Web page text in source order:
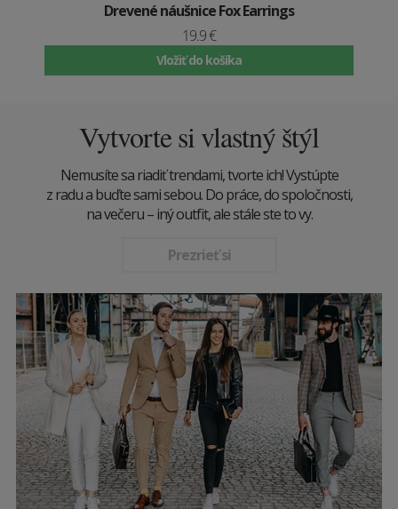
Drevené náušnice Fox Earrings
19.9 €
Vložiť do košíka
Vytvorte si vlastný štýl
Nemusíte sa riadiť trendami, tvorte ich! Vystúpte
z radu a buďte sami sebou. Do práce, do spoločnosti,
na večeru – iný outfit, ale stále ste to vy.
Prezrieť si